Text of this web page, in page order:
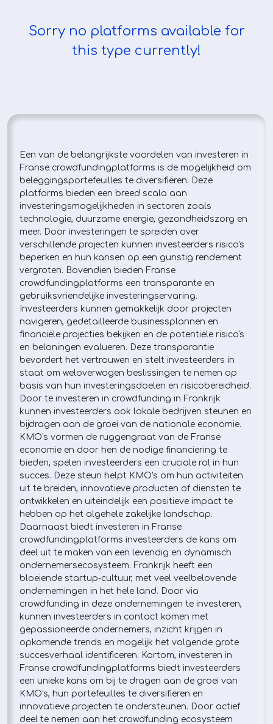
Sorry no platforms available for
this type currently!
Een van de belangrijkste voordelen van investeren in
Franse crowdfundingplatforms is de mogelijkheid om
beleggingsportefeuilles te diversifiëren. Deze
platforms bieden een breed scala aan
investeringsmogelijkheden in sectoren zoals
technologie, duurzame energie, gezondheidszorg en
meer. Door investeringen te spreiden over
verschillende projecten kunnen investeerders risico's
beperken en hun kansen op een gunstig rendement
vergroten. Bovendien bieden Franse
crowdfundingplatforms een transparante en
gebruiksvriendelijke investeringservaring.
Investeerders kunnen gemakkelijk door projecten
navigeren, gedetailleerde businessplannen en
financiële projecties bekijken en de potentiële risico's
en beloningen evalueren. Deze transparantie
bevordert het vertrouwen en stelt investeerders in
staat om weloverwogen beslissingen te nemen op
basis van hun investeringsdoelen en risicobereidheid.
Door te investeren in crowdfunding in Frankrijk
kunnen investeerders ook lokale bedrijven steunen en
bijdragen aan de groei van de nationale economie.
KMO's vormen de ruggengraat van de Franse
economie en door hen de nodige financiering te
bieden, spelen investeerders een cruciale rol in hun
succes. Deze steun helpt KMO's om hun activiteiten
uit te breiden, innovatieve producten of diensten te
ontwikkelen en uiteindelijk een positieve impact te
hebben op het algehele zakelijke landschap.
Daarnaast biedt investeren in Franse
crowdfundingplatforms investeerders de kans om
deel uit te maken van een levendig en dynamisch
ondernemersecosysteem. Frankrijk heeft een
bloeiende startup-cultuur, met veel veelbelovende
ondernemingen in het hele land. Door via
crowdfunding in deze ondernemingen te investeren,
kunnen investeerders in contact komen met
gepassioneerde ondernemers, inzicht krijgen in
opkomende trends en mogelijk het volgende grote
succesverhaal identificeren. Kortom, investeren in
Franse crowdfundingplatforms biedt investeerders
een unieke kans om bij te dragen aan de groei van
KMO's, hun portefeuilles te diversifiëren en
innovatieve projecten te ondersteunen. Door actief
deel te nemen aan het crowdfunding ecosysteem